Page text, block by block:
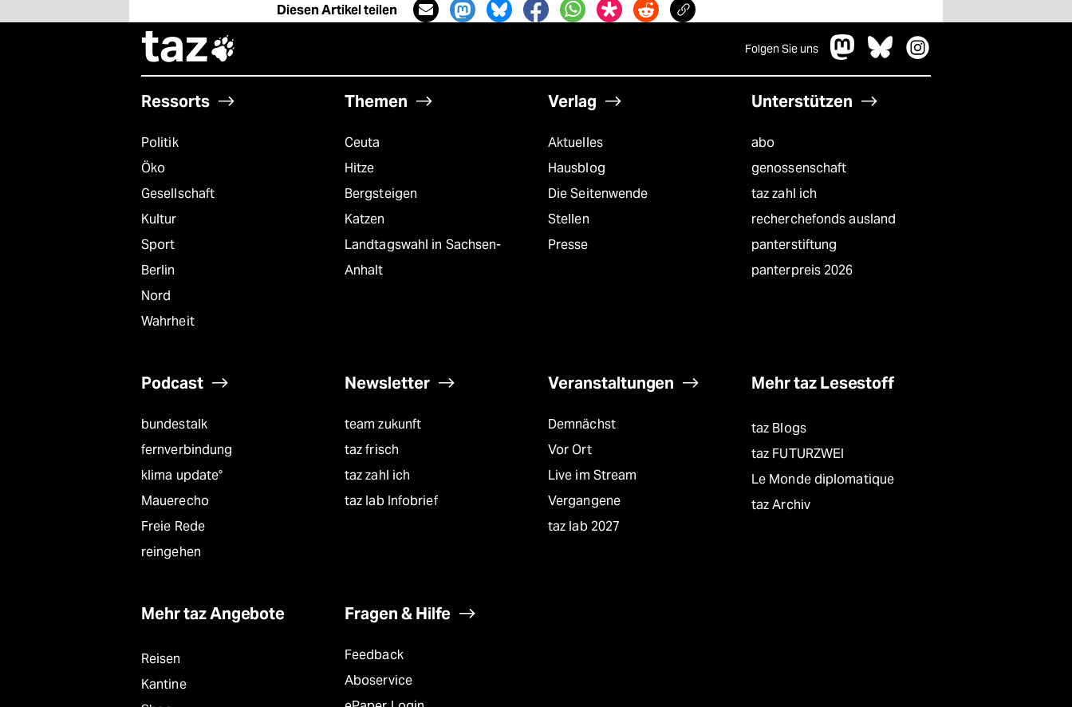
Diesen Artikel teilen
taz Folgen Sie uns
Ressorts
Politik
Öko
Gesellschaft
Kultur
Sport
Berlin
Nord
Wahrheit
Themen
Ceuta
Hitze
Bergsteigen
Katzen
Landtagswahl in Sachsen-
Anhalt
Verlag
Aktuelles
Hausblog
Die Seitenwende
Stellen
Presse
Unterstützen
abo
genossenschaft
taz zahl ich
recherchefonds ausland
panterstiftung
panterpreis 2026
Podcast
bundestalk
fernverbindung
klima update°
Mauerecho
Freie Rede
reingehen
Newsletter
team zukunft
taz frisch
taz zahl ich
taz lab Infobrief
Veranstaltungen
Demnächst
Vor Ort
Live im Stream
Vergangene
taz lab 2027
Mehr taz Lesestoff
taz Blogs
taz FUTURZWEI
Le Monde diplomatique
taz Archiv
Mehr taz Angebote
Reisen
Kantine
Fragen & Hilfe
Feedback
Aboservice